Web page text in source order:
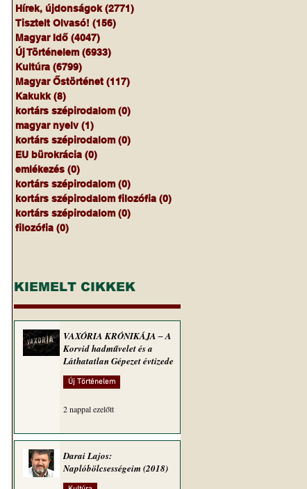
Hírek, újdonságok (2771)
Tisztelt Olvasó! (156)
Magyar Idő (4047)
Új Történelem (6933)
Kultúra (6799)
Magyar Őstörténet (117)
Kakukk (8)
kortárs szépirodalom (0)
magyar nyelv (1)
kortárs szépirodalom (0)
EU bürokrácia (0)
emlékezés (0)
kortárs szépirodalom (0)
kortárs szépirodalom filozófia (0)
kortárs szépirodalom (0)
filozófia (0)
KIEMELT CIKKEK
VAXÓRIA KRÓNIKÁJA ‒ A
Korvid hadművelet és a
Láthatatlan Gépezet évtizede
Új Történelem
2 nappal ezelőtt
Darai Lajos:
Naplóbölcsességeim (2018)